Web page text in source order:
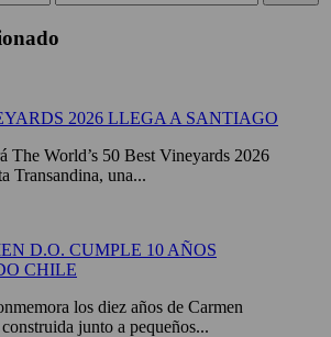
2026 LLEGA A SANTIAGO
The World’s 50 Best Vineyards 2026
Transandina, una...
D.O. CUMPLE 10 AÑOS
CHILE
los diez años de Carmen
junto a pequeños...